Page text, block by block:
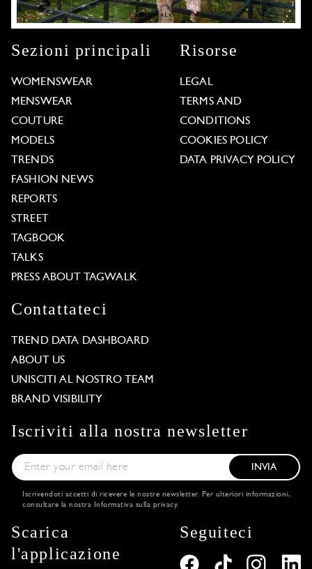
Sezioni principali
WOMENSWEAR
MENSWEAR
COUTURE
MODELS
TRENDS
FASHION NEWS
REPORTS
STREET
TAGBOOK
TALKS
PRESS ABOUT TAGWALK
Risorse
LEGAL
TERMS AND
CONDITIONS
COOKIES POLICY
DATA PRIVACY POLICY
Contattateci
TREND DATA DASHBOARD
ABOUT US
UNISCITI AL NOSTRO TEAM
BRAND VISIBILITY
Iscriviti alla nostra newsletter
INVIA
Iscrivendoti accetti di ricevere le nostre newsletter. Per ulteriori informazioni,
consultare la nostra
Informativa sulla privacy.
Scarica
l'applicazione
Seguiteci